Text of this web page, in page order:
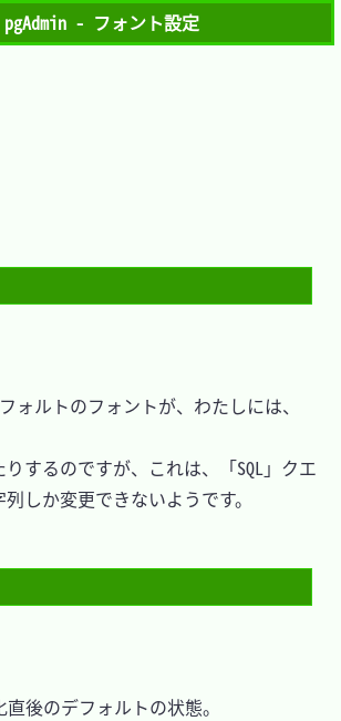
- フォント設定
ォルトのフォントが、わたしには、
するのですが、これは、「SQL」クエ
しか変更できないようです。
後のデフォルトの状態。